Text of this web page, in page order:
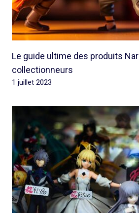
Le guide ultime des produits
collectionneurs
1 juillet 2023